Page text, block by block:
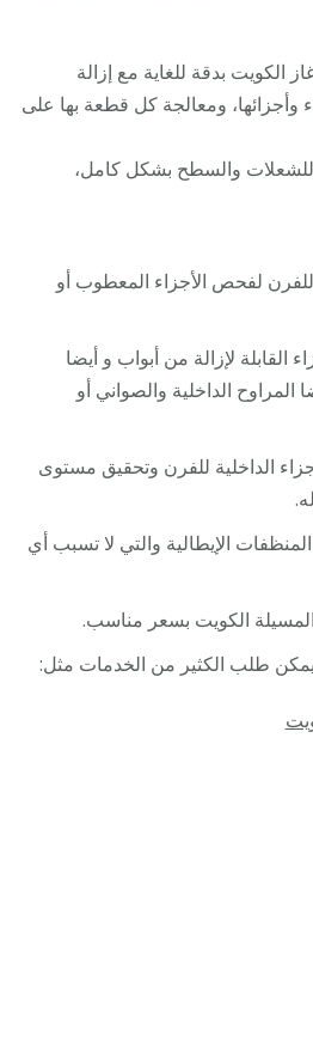
الكويت بدقة للغاية مع إزالة
وأجزائها، ومعالجة كل قطعة بها على
والسطح بشكل كامل،
لفحص الأجزاء المعطوب أو
القابلة لإزالة من أبواب و أيضا
المراوح الداخلية والصواني أو
الداخلية للفرن وتحقيق مستوى
الإيطالية والتي لا تسبب أي
الكويت بسعر مناسب.
يمكن طلب الكثير من الخدمات مثل: